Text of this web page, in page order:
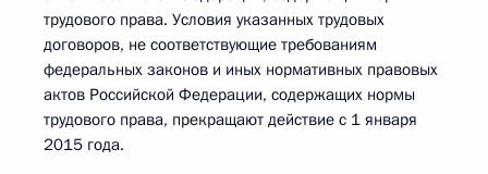
трудового права. Условия указанных трудовых
договоров, не соответствующие требованиям
федеральных законов и иных нормативных правовых
актов Российской Федерации, содержащих нормы
трудового права, прекращают действие с 1 января
2015 года.